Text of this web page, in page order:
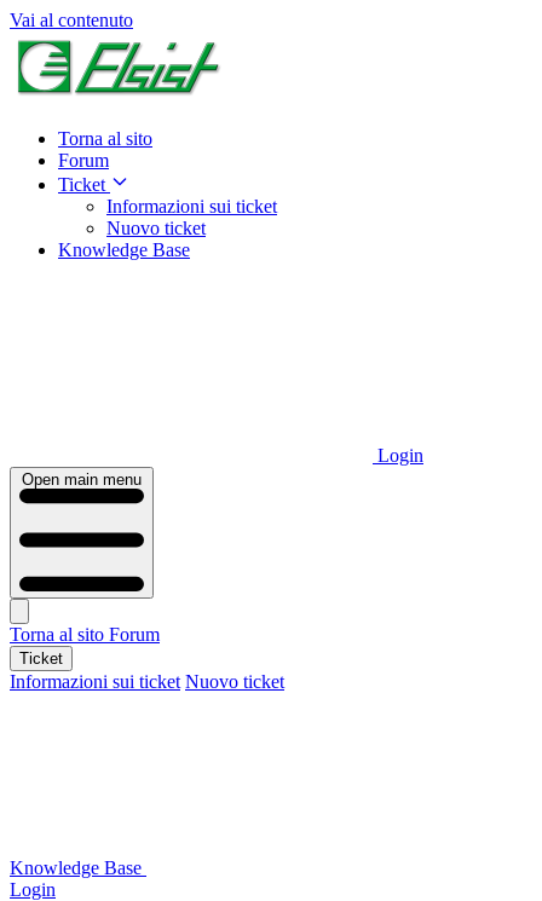
Vai al contenuto
Torna al sito
Forum
Ticket
Informazioni sui ticket
Nuovo ticket
Knowledge Base
Login
Open main menu
Torna al sito Forum
Ticket
Informazioni sui ticket Nuovo ticket
Knowledge Base
Login